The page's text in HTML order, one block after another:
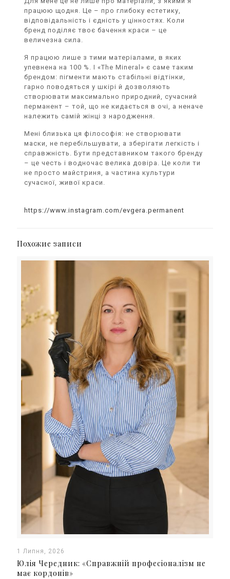
працюю щодня. Це – про глибоку естетику,
відповідальність і єдність у цінностях. Коли
бренд поділяє твоє бачення краси – це
величезна сила.
Я працюю лише з тими матеріалами, в яких
упевнена на 100 %. І «The Mineral» є саме таким
брендом: пігменти мають стабільні відтінки,
гарно поводяться у шкірі й дозволяють
створювати максимально природний, сучасний
перманент – той, що не кидається в очі, а неначе
належить самій жінці з народження.
Мені близька ця філософія: не створювати
маски, не перебільшувати, а зберігати легкість і
справжність. Бути представником такого бренду
– це честь і водночас велика довіра. Це коли ти
не просто майстриня, а частина культури
сучасної, живої краси.
https://www.instagram.com/evgera.permanent
Похожие записи
1 Липня, 2026
Юлія Чередник: «Справжній професіоналізм не
має кордонів»